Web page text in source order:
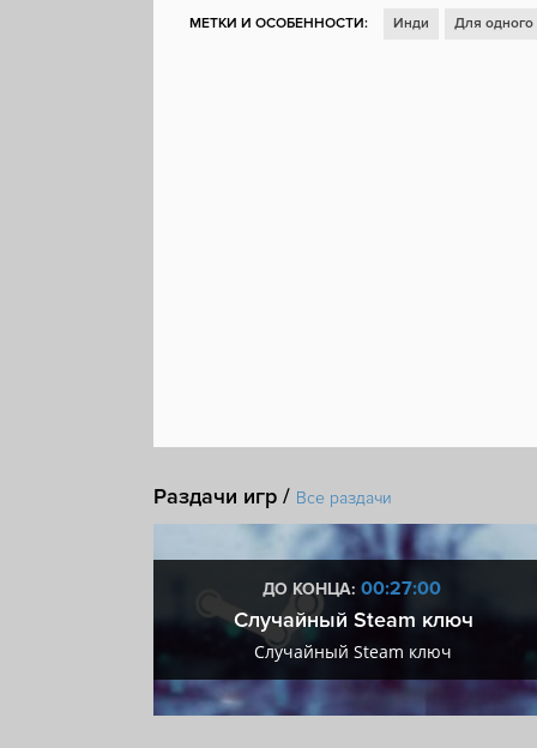
МЕТКИ И ОСОБЕННОСТИ: Инди Для одного
Раздачи игр / Все раздачи
ДО КОНЦА: 00:26:59
Случайный Steam ключ
Случайный Steam ключ